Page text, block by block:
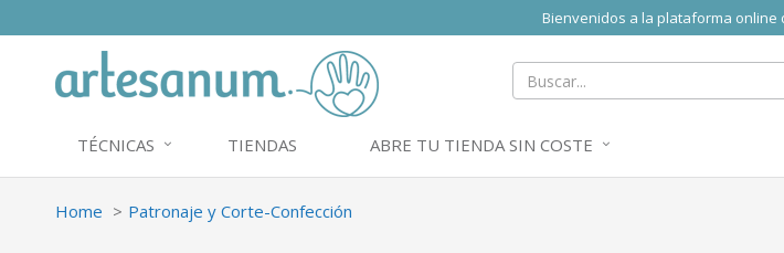
Bienvenidos a la plataforma
TÉCNICAS TIENDAS ABRE TU TIENDA SIN COSTE
Home Patronaje y Corte-Confección